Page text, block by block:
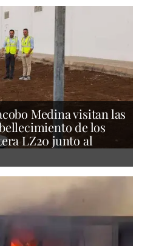
Medina visitan las
de los
LZ20 junto al